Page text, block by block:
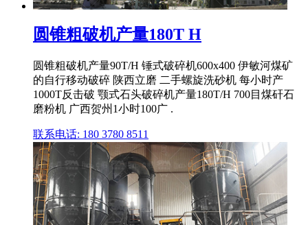
圆锥粗破机产量180T H
圆锥粗破机产量90T/H 锤式破碎机600x400 伊敏河煤矿
的自行移动破碎 陕西立磨 二手螺旋洗砂机 每小时产
1000T反击破 颚式石头破碎机产量180T/H 700目煤矸石
磨粉机 广西贺州1小时100广 .
联系电话: 180 3780 8511